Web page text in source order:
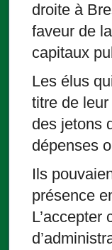
droite à
faveur de
capitaux
Les élus
titre de
des jetons
dépenses
Ils
présence
L’accepter